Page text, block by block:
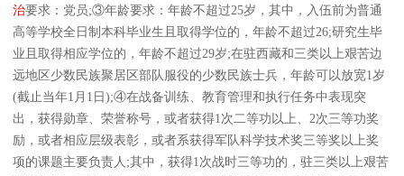
治要求：党员;③年龄要求：年龄不超过25岁，其中，入伍前为普通
高等学校全日制本科毕业生且取得学位的，年龄不超过26;研究生毕
业且取得相应学位的，年龄不超过29岁;在驻西藏和三类以上艰苦边
远地区少数民族聚居区部队服役的少数民族士兵，年龄可以放宽1岁
(截止当年1月1日);④在战备训练、教育管理和执行任务中表现突
出，获得勋章、荣誉称号，或者获得1次二等功以上、2次三等功奖
励，或者相应层级表彰，或者系获得军队科学技术奖三等奖以上奖
项的课题主要负责人;其中，获得1次战时三等功的，驻三类以上艰苦